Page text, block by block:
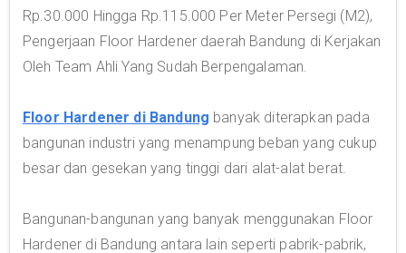
Rp.30.000 Hingga Rp.115.000 Per Meter Persegi (M2),
Pengerjaan Floor Hardener daerah Bandung di Kerjakan
Oleh Team Ahli Yang Sudah Berpengalaman.
Floor Hardener di Bandung banyak diterapkan pada
bangunan industri yang menampung beban yang cukup
besar dan gesekan yang tinggi dari alat-alat berat.
Bangunan-bangunan yang banyak menggunakan Floor
Hardener di Bandung antara lain seperti pabrik-pabrik,